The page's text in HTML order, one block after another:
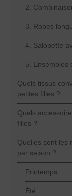
2.
3. Robes
4. Salopette
5. Ensembles
Quels tissus
petites filles ?
Quels
filles ?
Quelles sont les
par saison ?
Printemps
Été